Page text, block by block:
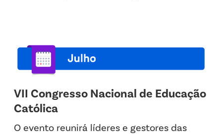
VII Congresso Nacional de Educação
Católica
O evento reunirá líderes e gestores das